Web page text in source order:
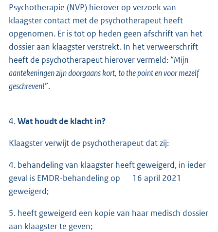
Psychotherapie (NVP) hierover op verzoek van
klaagster contact met de psychotherapeut heeft
opgenomen. Er is tot op heden geen afschrift van het
dossier aan klaagster verstrekt. In het verweerschrift
heeft de psychotherapeut hierover vermeld: “Mijn
aantekeningen zijn doorgaans kort, to the point en voor mezelf
geschreven!”.
4.Wat houdt de klacht in?
Klaagster verwijt de psychotherapeut dat zij:
4. behandeling van klaagster heeft geweigerd, in ieder
geval is EMDR-behandeling op 16 april 2021
geweigerd;
5. heeft geweigerd een kopie van haar medisch dossier
aan klaagster te geven;